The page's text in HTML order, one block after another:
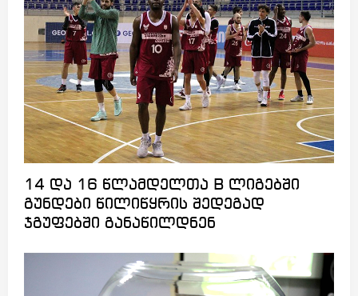
14 და 16 წლამდელთა B ლიგებში
გუნდები წილიწყრის შედეგად
ჯგუფებში განაწილდნენ